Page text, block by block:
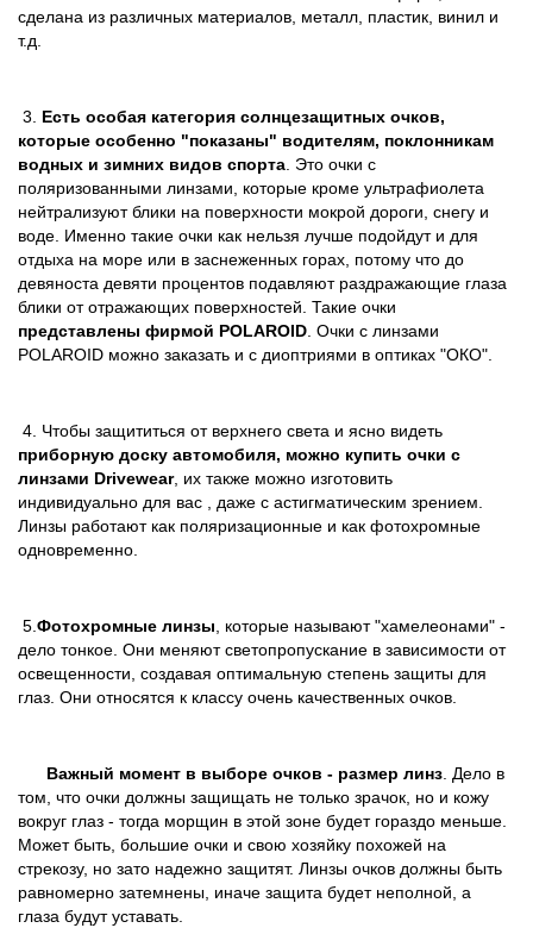
сделана из различных материалов, металл, пластик, винил и
т.д.
3. Есть особая категория солнцезащитных очков,
которые особенно "показаны" водителям, поклонникам
водных и зимних видов спорта . Это очки с
поляризованными линзами, которые кроме ультрафиолета
нейтрализуют блики на поверхности мокрой дороги, снегу и
воде. Именно такие очки как нельзя лучше подойдут и для
отдыха на море или в заснеженных горах, потому что до
девяноста девяти процентов подавляют раздражающие глаза
блики от отражающих поверхностей. Такие очки
представлены фирмой POLAROID . Очки с линзами
POLAROID можно заказать и с диоптриями в оптиках "ОКО".
4. Чтобы защититься от верхнего света и ясно видеть
приборную доску автомобиля, можно купить очки с
линзами Drivewear, их также можно изготовить
индивидуально для вас , даже с астигматическим зрением.
Линзы работают как поляризационные и как фотохромные
одновременно.
5. Фотохромные линзы , которые называют "хамелеонами" -
дело тонкое. Они меняют светопропускание в зависимости от
освещенности, создавая оптимальную степень защиты для
глаз. Они относятся к классу очень качественных очков.
Важный момент в выборе очков - размер линз . Дело в
том, что очки должны защищать не только зрачок, но и кожу
вокруг глаз - тогда морщин в этой зоне будет гораздо меньше.
Может быть, большие очки и свою хозяйку похожей на
стрекозу, но зато надежно защитят. Линзы очков должны быть
равномерно затемнены, иначе защита будет неполной, а
глаза будут уставать.